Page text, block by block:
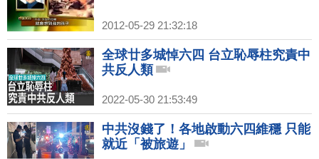
2012-05-29 21:32:18
全球廿多城悼六四 台立恥辱柱究責中
共反人類
2022-05-30 21:53:49
中共沒錢了！各地啟動六四維穩 只能
就近「被旅遊」